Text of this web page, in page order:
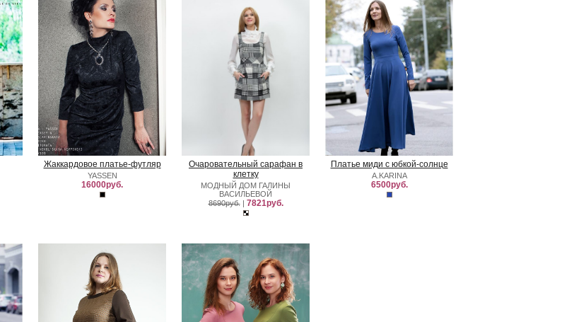
Жаккардовое платье-футляр
YASSEN
16000руб.
Очаровательный сарафан в
клетку
МОДНЫЙ ДОМ ГАЛИНЫ
ВАСИЛЬЕВОЙ
8690руб.| 7821руб.
Платье миди с юбкой-солнце
A.KARINA
6500руб.